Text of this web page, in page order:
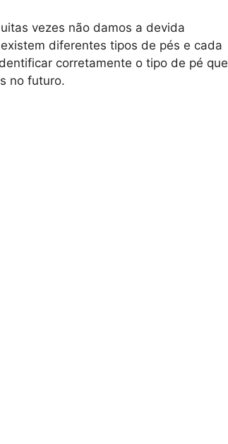
vezes não damos a devida
diferentes tipos de pés e cada
corretamente o tipo de pé que
no futuro.